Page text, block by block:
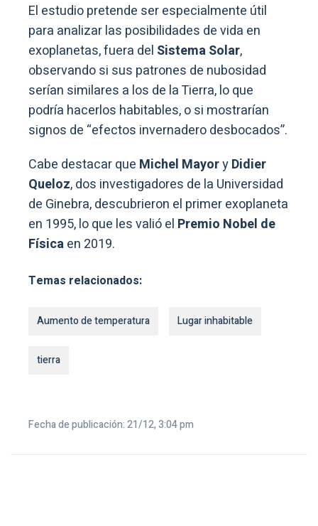
El estudio pretende ser especialmente útil
para analizar las posibilidades de vida en
exoplanetas, fuera del Sistema Solar,
observando si sus patrones de nubosidad
serían similares a los de la Tierra, lo que
podría hacerlos habitables, o si mostrarían
signos de “efectos invernadero desbocados”.
Cabe destacar que Michel MayoryDidier
Queloz, dos investigadores de la Universidad
de Ginebra, descubrieron el primer exoplaneta
en 1995, lo que les valió el Premio Nobel de
Físicaen 2019.
Temas relacionados:
Aumento de temperatura Lugar inhabitable
tierra
Fecha de publicación: 21/12, 3:04 pm